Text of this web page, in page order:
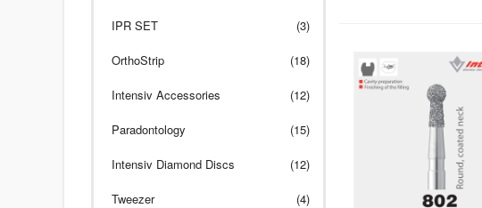
IPR SET (3)
OrthoStrip (18)
Intensiv Accessories (12)
Paradontology (15)
Intensiv Diamond Discs (12)
Tweezer (4)